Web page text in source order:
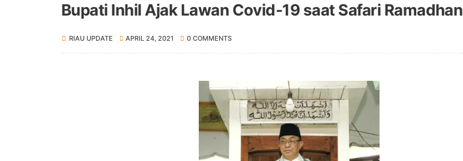
Bupati Inhil Ajak Lawan Covid-19 saat Safari Ramadhan
RIAU UPDATE APRIL 24, 2021 0 COMMENTS